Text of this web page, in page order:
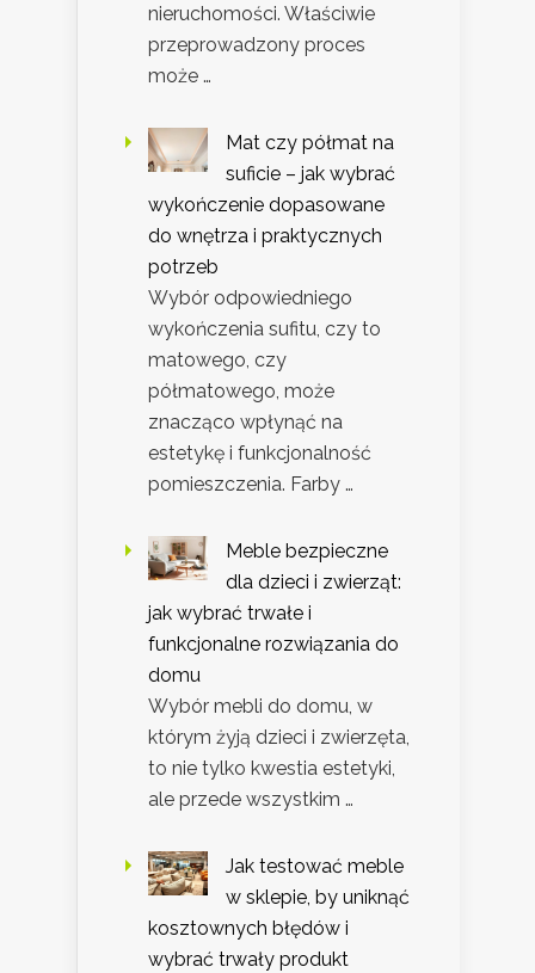
nieruchomości. Właściwie
przeprowadzony proces
może …
Mat czy półmat na
suficie – jak wybrać
wykończenie dopasowane
do wnętrza i praktycznych
potrzeb
Wybór odpowiedniego
wykończenia sufitu, czy to
matowego, czy
półmatowego, może
znacząco wpłynąć na
estetykę i funkcjonalność
pomieszczenia. Farby …
Meble bezpieczne
dla dzieci i zwierząt:
jak wybrać trwałe i
funkcjonalne rozwiązania do
domu
Wybór mebli do domu, w
którym żyją dzieci i zwierzęta,
to nie tylko kwestia estetyki,
ale przede wszystkim …
Jak testować meble
w sklepie, by uniknąć
kosztownych błędów i
wybrać trwały produkt